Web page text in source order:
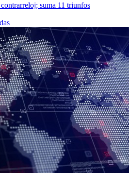
suma 11 triunfos